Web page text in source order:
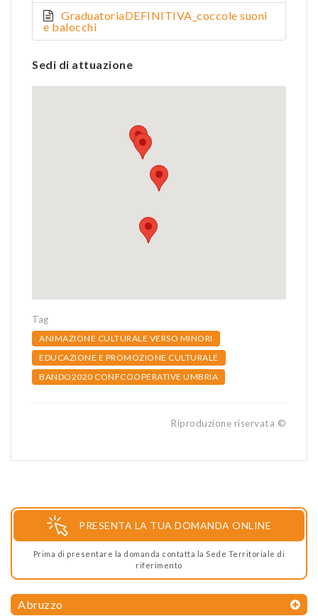
GraduatoriaDEFINITIVA_coccole suoni
e balocchi
Sedi di attuazione
Tag
ANIMAZIONE CULTURALE VERSO MINORI
EDUCAZIONE E PROMOZIONE CULTURALE
BANDO2020 CONFCOOPERATIVE UMBRIA
Riproduzione riservata ©
PRESENTA LA TUA DOMANDA ONLINE
Prima di presentare la domanda contatta la Sede Territoriale di
riferimento
Abruzzo